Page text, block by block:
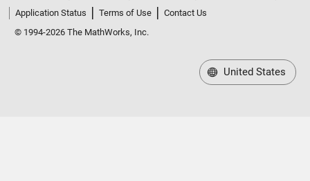
Application Status
Terms of Use
Contact Us
© 1994-2026 The MathWorks, Inc.
United States